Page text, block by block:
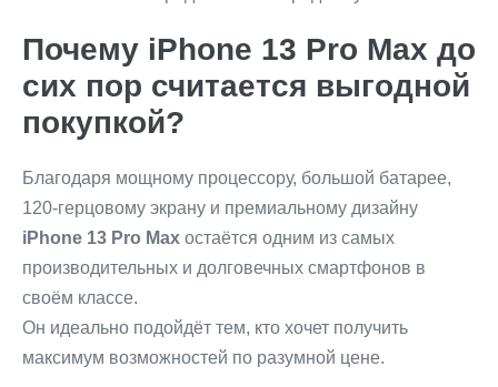
Почему iPhone 13 Pro Max до
сих пор считается выгодной
покупкой?
Благодаря мощному процессору, большой батарее,
120-герцовому экрану и премиальному дизайну
iPhone 13 Pro Max остаётся одним из самых
производительных и долговечных смартфонов в
своём классе.
Он идеально подойдёт тем, кто хочет получить
максимум возможностей по разумной цене.